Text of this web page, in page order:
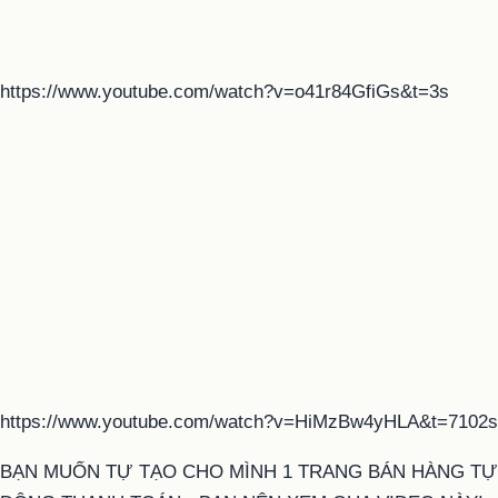
https://www.youtube.com/watch?v=o41r84GfiGs&t=3s
https://www.youtube.com/watch?v=HiMzBw4yHLA&t=7102s
BẠN MUỐN TỰ TẠO CHO MÌNH 1 TRANG BÁN HÀNG TỰ